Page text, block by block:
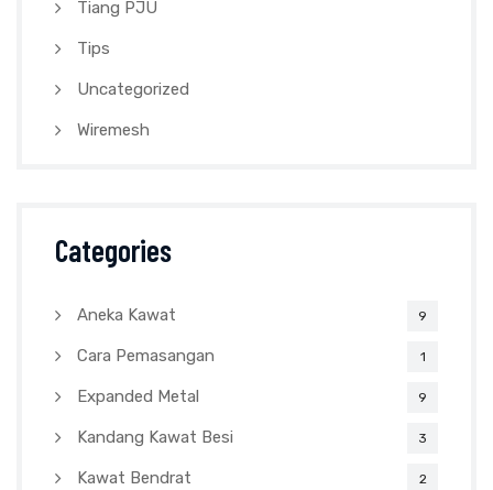
Tiang PJU
Tips
Uncategorized
Wiremesh
Categories
Aneka Kawat 9
Cara Pemasangan 1
Expanded Metal 9
Kandang Kawat Besi 3
Kawat Bendrat 2